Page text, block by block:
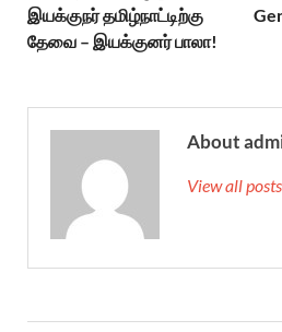
இயக்குநர் தமிழ்நாட்டிற்கு
தேவை – இயக்குனர் பாலா!
About
View all